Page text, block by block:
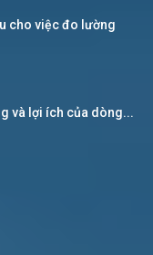
cho việc đo lường
và lợi ích của dòng...